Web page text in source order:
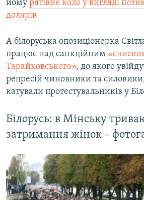
йому рятівне коло у вигляді
доларів.
А білоруська опозиціонерка
працює над санкційним
Тарайковського», до якого
репресій чиновники та
катували протестувальників у
Білорусь: в Мінську
затримання жінок –